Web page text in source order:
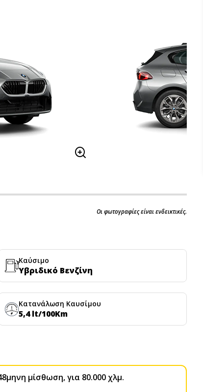
Οι φωτογραφίες είναι ενδεικτικές.
Καύσιμο
Υβριδικό Βενζίνη
Κατανάλωση Καυσίμου
5,4 lt/100Km
μίσθωση, για 80.000 χλμ.